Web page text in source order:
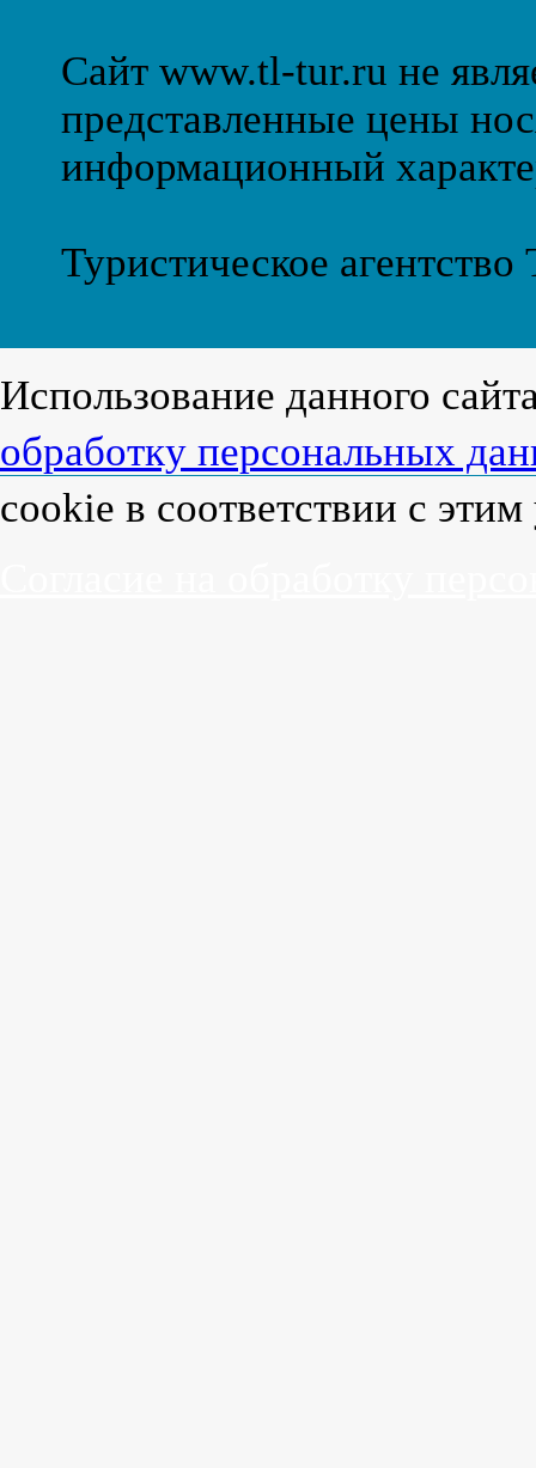
Сайт www.tl-tur.ru не
представленные цены
информационный
Туристическое
Использование данного
обработку персональных
cookie в соответствии с